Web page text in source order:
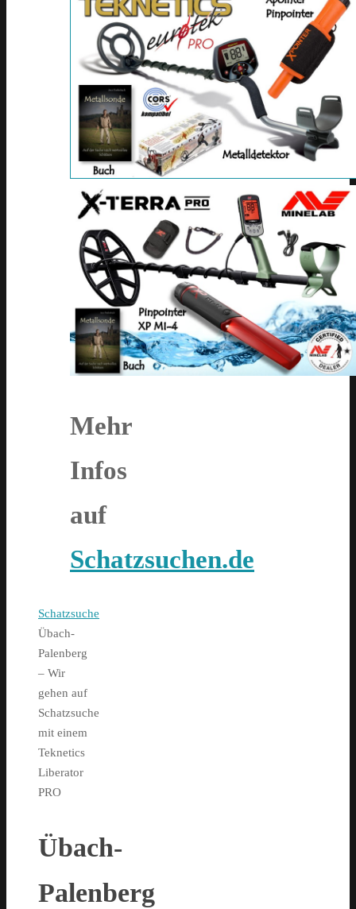
Mehr
Infos
auf
Schatzsuchen.de
Home
Schatzsuche
Übach-
Palenberg
– Wir
gehen auf
Schatzsuche
mit einem
Teknetics
Liberator
PRO
Übach-
Palenberg